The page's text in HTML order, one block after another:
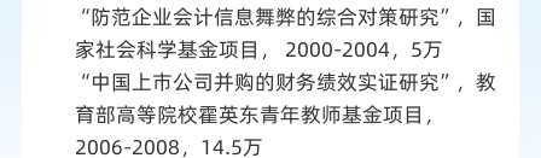
“防范企业会计信息舞弊的综合对策研究”，国
家社会科学基金项目， 2000-2004，5万
“中国上市公司并购的财务绩效实证研究”，教
育部高等院校霍英东青年教师基金项目，
2006-2008，14.5万